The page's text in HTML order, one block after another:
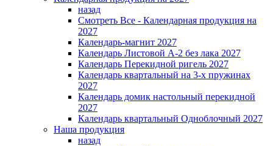
назад
Смотреть Все - Календарная продукция на
2027
Календарь-магнит 2027
Календарь Листовой А-2 без лака 2027
Календарь Перекидной ригель 2027
Календарь квартальный на 3-х пружинах
2027
Календарь домик настольный перекидной
2027
Календарь квартальный Одноблочный 2027
Наша продукция
назад